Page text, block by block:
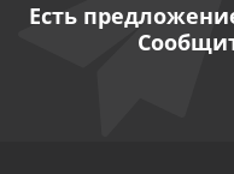
Есть